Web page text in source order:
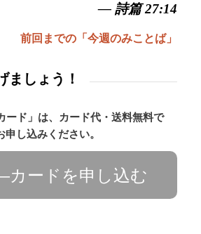
— 詩篇 27:14
前回までの「今週のみことば」
ましょう！
ド」は、カード代・送料無料で
し込みください。
カードを申し込む